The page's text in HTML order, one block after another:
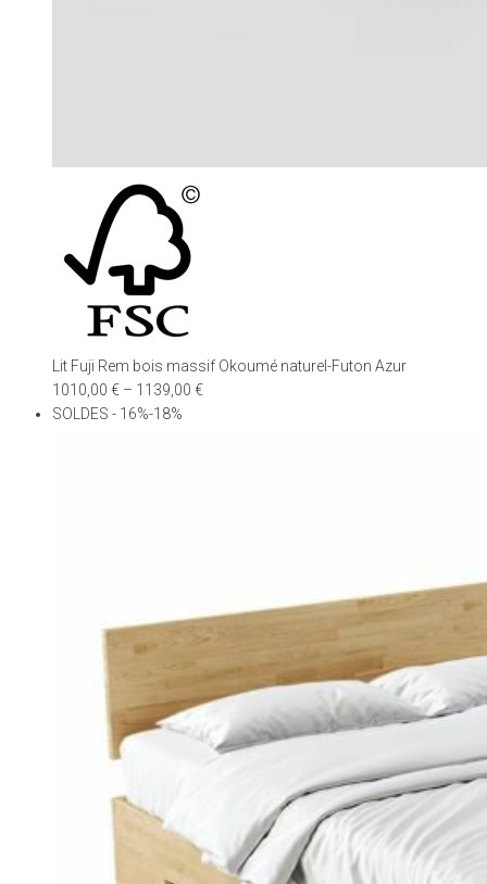
Lit Fuji Rem bois massif Okoumé naturel-Futon Azur
1010,00 € – 1139,00 €
SOLDES - 16%-18%